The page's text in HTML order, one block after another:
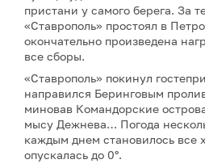
пристани у самого берега. За
«Ставрополь» простоял в
окончательно произведена
все сборы.
«Ставрополь» покинул
направился Беринговым
миновав Командорские
мысу Дежнева… Погода
каждым днем становилось все
опускалась до 0°.